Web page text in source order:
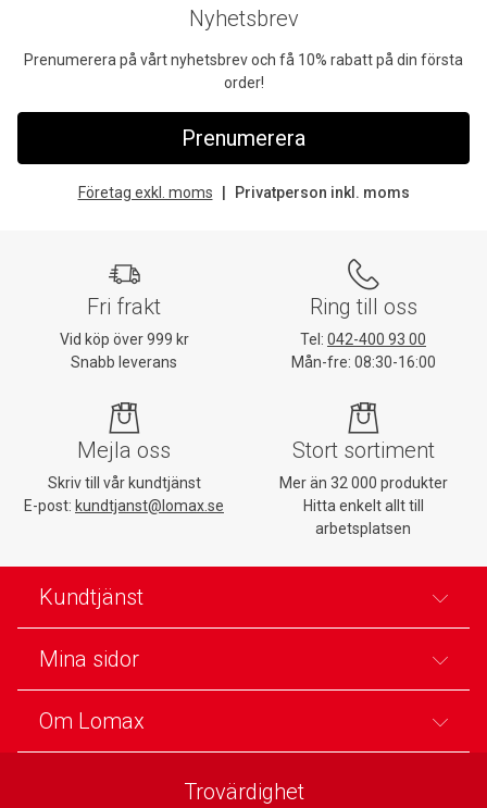
Nyhetsbrev
Prenumerera på vårt nyhetsbrev och få 10% rabatt på din första
order!
Prenumerera
Företag exkl. moms Privatperson inkl. moms
Fri frakt
Vid köp över 999 kr
Snabb leverans
Ring till oss
Tel: 042-400 93 00
Mån-fre: 08:30-16:00
Mejla oss
Skriv till vår kundtjänst
E-post: kundtjanst@lomax.se
Stort sortiment
Mer än 32 000 produkter
Hitta enkelt allt till
arbetsplatsen
Kundtjänst
Mina sidor
Om Lomax
Trovärdighet